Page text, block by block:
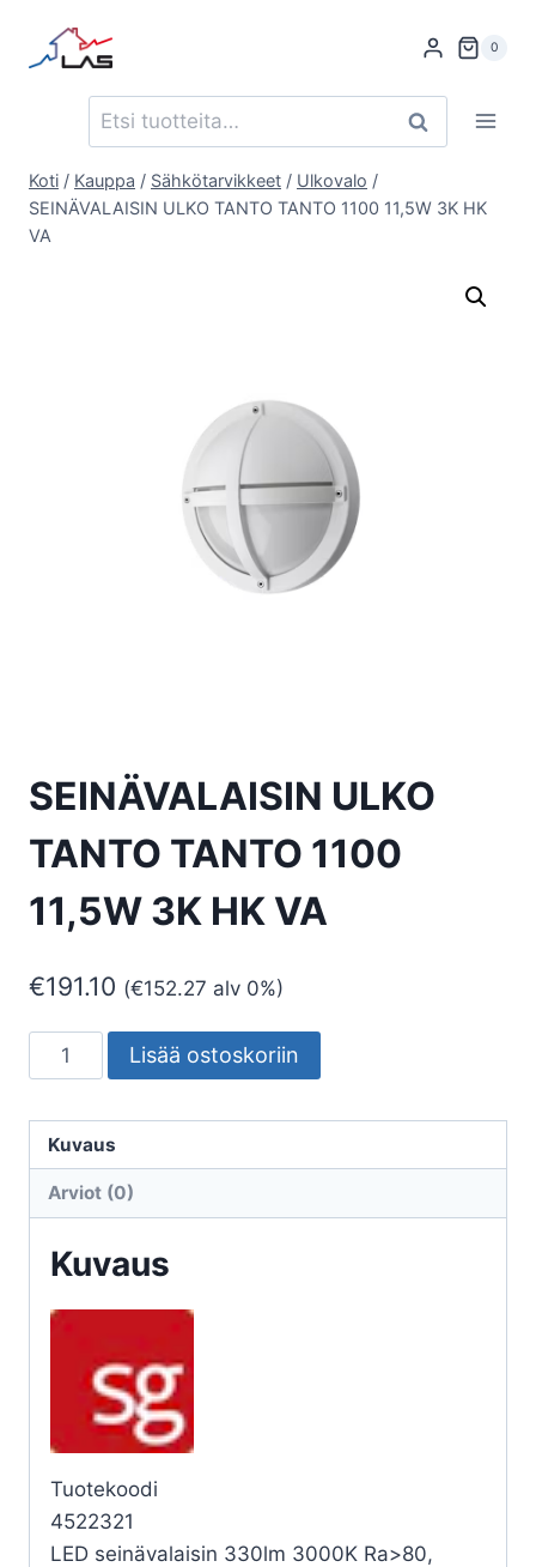
sisältöön
0
Etsi: Haku
Koti / Kauppa / Sähkötarvikkeet / Ulkovalo /
SEINÄVALAISIN ULKO TANTO TANTO 1100 11,5W 3K HK
VA
SEINÄVALAISIN ULKO
TANTO TANTO 1100
11,5W 3K HK VA
€191.10 (€152.27 alv 0%)
SEINÄVALAISIN
ULKO
TANTO
1100
HK
VA
Lisää ostoskoriin
Kuvaus
Arviot (0)
Kuvaus
Tuotekoodi
4522321
LED seinävalaisin 330lm 3000K Ra>80,